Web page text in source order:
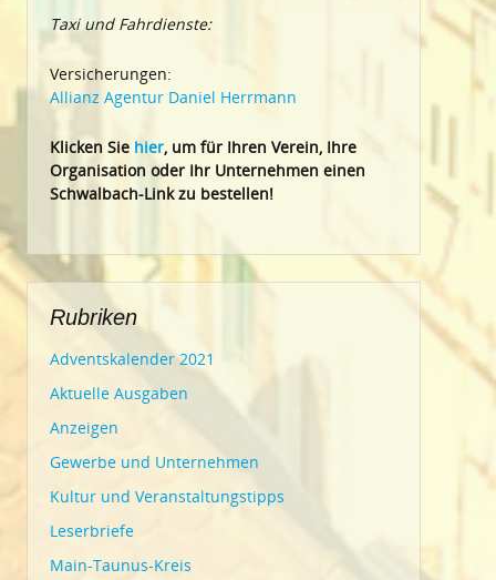
Taxi und Fahrdienste:
Versicherungen:
Allianz Agentur Daniel Herrmann
Klicken Sie hier, um für Ihren Verein, Ihre
Organisation oder Ihr Unternehmen einen
Schwalbach-Link zu bestellen!
Rubriken
Adventskalender 2021
Aktuelle Ausgaben
Anzeigen
Gewerbe und Unternehmen
Kultur und Veranstaltungstipps
Leserbriefe
Main-Taunus-Kreis